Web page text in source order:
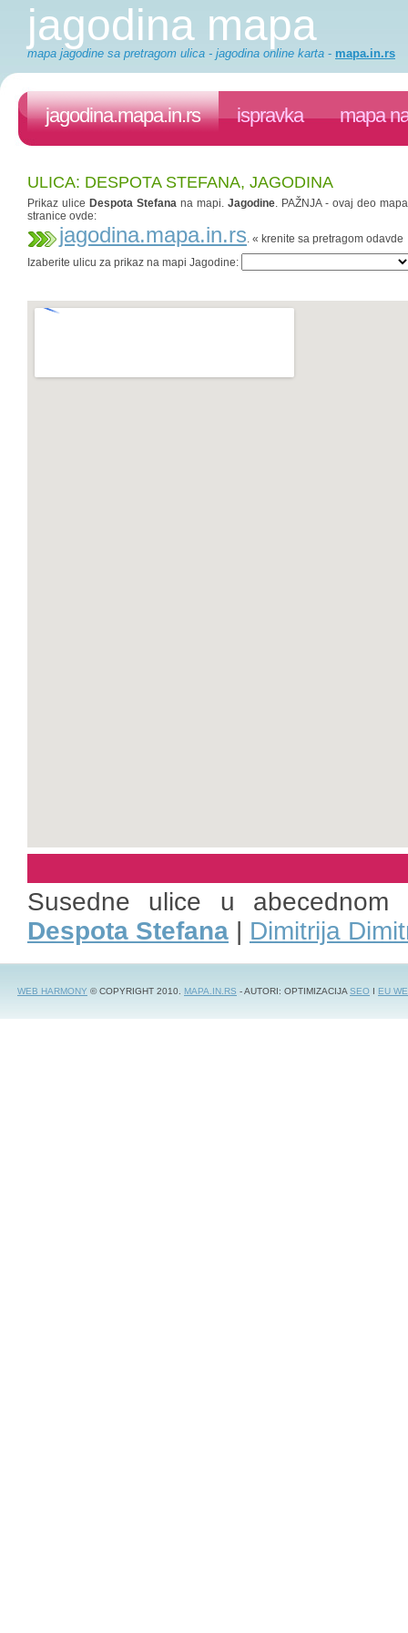
jagodina mapa
mapa jagodine sa pretragom ulica - jagodina online karta - mapa.in.rs
jagodina.mapa.in.rs ispravka mapa
ULICA: DESPOTA STEFANA, JAGODINA
Prikaz ulice Despota Stefanana mapi. Jagodine. PAŽNJA - ovaj deo
stranice ovde:
jagodina.mapa.in.rs. « krenite sa pretragom odavde
Izaberite ulicu za prikaz na mapi Jagodine:
Susedne ulice u
Despota Stefana | Dimitrija
WEB HARMONY © COPYRIGHT 2010. MAPA.IN.RS - AUTORI: OPTIMIZACIJASEO I EU